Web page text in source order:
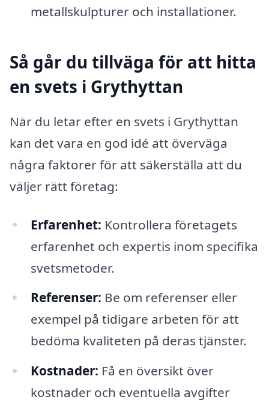
metallskulpturer och installationer.
Så går du tillväga för att hitta
en svets i Grythyttan
När du letar efter en svets i Grythyttan
kan det vara en god idé att överväga
några faktorer för att säkerställa att du
väljer rätt företag:
Erfarenhet: Kontrollera företagets
erfarenhet och expertis inom specifika
svetsmetoder.
Referenser: Be om referenser eller
exempel på tidigare arbeten för att
bedöma kvaliteten på deras tjänster.
Kostnader: Få en översikt över
kostnader och eventuella avgifter